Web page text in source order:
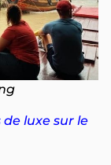
de luxe sur le